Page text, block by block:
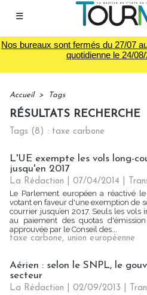
☰
Nos bureaux sont fermés du 27/07
quotidienne le 24/
Accueil > Tags
RÉSULTATS RECHERCHE
Tags (8) : taxe carbone
L'UE exempte les vols long-
jusqu'en 2017
La Rédaction | 07/04/2014
Le Parlement européen a réactivé
votant en faveur d'une exemption de
courrier jusqu’en 2017. Seuls les
au paiement des quotas
approuvée par le Conseil des...
taxe carbone, union européenne
Aérien : selon le SNPL, le
secteur
La Rédaction | 02/09/2013